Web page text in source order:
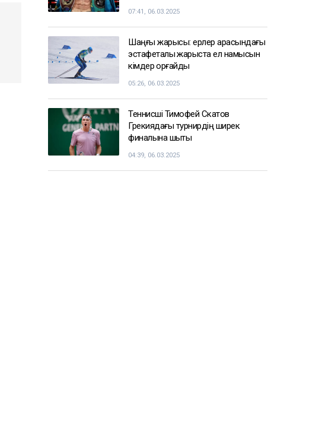
07:41, 06.03.2025
Шаңғы жарысы: ерлер арасындағы
эстафеталық жарыста ел намысын
кімдер қорғайды
05:26, 06.03.2025
Теннисші Тимофей Скатов
Грекиядағы турнирдің ширек
финалына шықты
04:39, 06.03.2025